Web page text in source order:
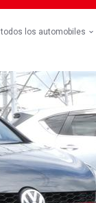
todos los automobiles